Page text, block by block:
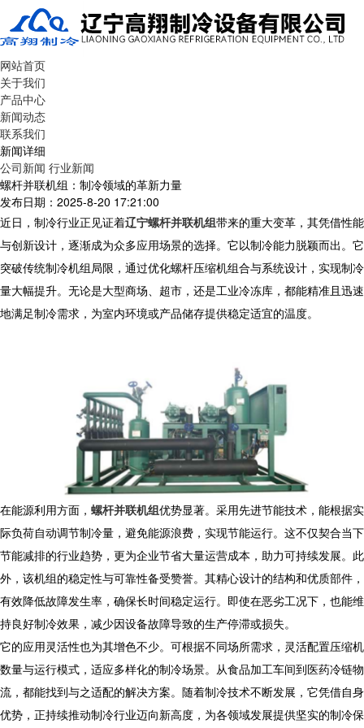
网站首页
关于我们
产品中心
新闻动态
联系我们
新闻详细
公司新闻 行业新闻
螺杆并联机组：制冷领域的革新力量
发布日期：2025-8-20 17:21:00
近日，制冷行业正见证着辽宁螺杆并联机组带来的重大变革，其凭借性能
与创新设计，逐渐成为众多应用场景的选择。它以制冷能力脱颖而出。它
突破传统制冷机组局限，通过优化螺杆压缩机组合与系统设计，实现制冷
量大幅提升。无论是大型商场、超市，还是工业冷冻库，都能精准且迅速
地满足制冷需求，为室内环境或产品储存提供稳定适宜的温度。
在能源利用方面， 螺杆并联机组优势显著。采用先进节能技术，能根据实
际负荷自动调节制冷量，避免能源浪费，实现节能运行。这不仅契合当下
节能减排的行业趋势，更为企业节省大量运营成本，助力可持续发展。此
外，该机组的稳定性与可靠性备受赞誉。其精心设计的结构和优质部件，
有效降低故障发生率，确保长时间稳定运行。即使在恶劣工况下，也能维
持良好制冷效果，减少因设备故障导致的生产停滞或损失。
它的应用灵活性也为其增色不少。可根据不同场所需求，灵活配置压缩机
数量与运行模式，适应多样化的制冷场景。从食品加工车间到医药冷链物
流，都能找到与之适配的解决方案。随着制冷技术不断发展，它凭借自身
优势，正持续推动制冷行业迈向新高度，为各领域发展提供坚实的制冷保